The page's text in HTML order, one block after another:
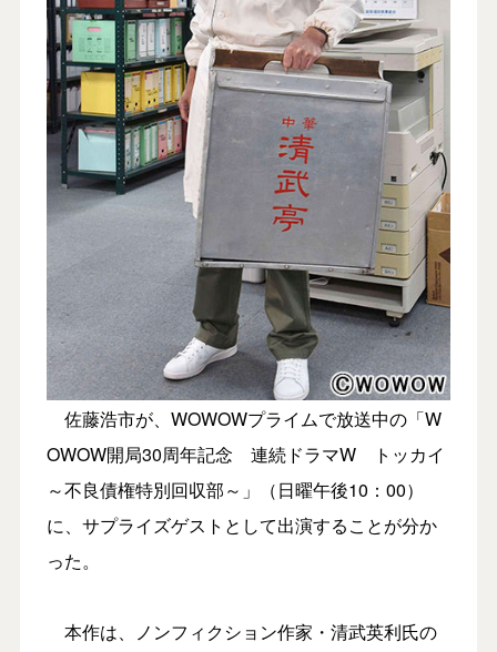
佐藤浩市が、WOWOWプライムで放送中の「W
OWOW開局30周年記念 連続ドラマW トッカイ
～不良債権特別回収部～」（日曜午後10：00）
に、サプライズゲストとして出演することが分か
った。
本作は、ノンフィクション作家・清武英利氏の